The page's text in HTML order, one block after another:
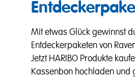
Mit etwas Glück gewinnst
Entdeckerpaketen von
Jetzt HARIBO Produkte
Kassenbon hochladen und